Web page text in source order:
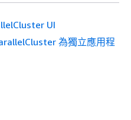
UI
為獨立應用程